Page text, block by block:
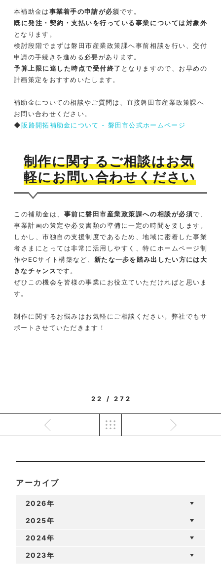
本補助金は事業着手の申請が必須です。
既に発注・契約・支払いを行っている事業については対象外
となります。
検討段階でまずは磐田市産業政策課へ事前相談を行い、交付
申請の手続きを進める必要があります。
予算上限に達した時点で受付終了 となりますので、お早めの
計画策定をおすすめいたします。
補助金についての相談やご質問は、直接磐田市産業政策課へ
お問い合わせください。
◆販路開拓補助金について - 磐田市公式ホームページ
制作に関するご相談はお気
軽にお問い合わせください
この補助金は、 事前に磐田市産業政策課への相談が必須で、
事業計画の策定や必要書類の準備に一定の時間を要します。
しかし、市独自の支援制度であるため、地域に密着した事業
者さまにとっては非常に活用しやすく、特にホームページ制
作やECサイト構築など、 新たな一歩を踏み出したい方には大
きなチャンスです。
ぜひこの機会を皆様の事業にお役立ていただければと思いま
す。
制作に関するお悩みはお気軽にご相談ください。弊社でもサ
ポートさせていただきます！
22 / 272
アーカイブ
2026年
2025年
2024年
2023年